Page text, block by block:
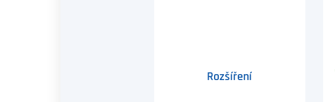
Rozšíření